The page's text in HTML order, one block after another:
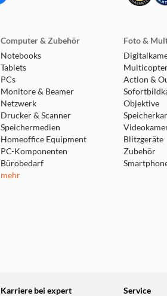
Computer & Zubehör
Notebooks
Tablets
PCs
Monitore & Beamer
Netzwerk
Drucker & Scanner
Speichermedien
Homeoffice Equipment
PC-Komponenten
Bürobedarf
mehr
Foto &
Action &
Objektive
Blitzgeräte
Zubehör
Karriere bei expert
Service